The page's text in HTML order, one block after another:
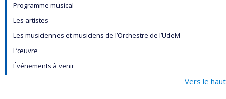
Programme musical
Les artistes
Les musiciennes et musiciens de l’Orchestre de l’UdeM
L’œuvre
Événements à venir
Vers le haut